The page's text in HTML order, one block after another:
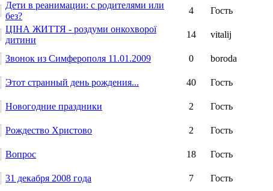
Дети в реанимации: с родителями или
без?
4 Гость
ЦІНА ЖИТТЯ - роздуми онкохворої
дитини
14 vitalij
Звонок из Симферополя 11.01.2009
0 boroda
Этот странный день рождения...
40 Гость
Новогодние праздники
2 Гость
Рождество Христово
2 Гость
Вопрос
18 Гость
31 декабря 2008 года
7 Гость